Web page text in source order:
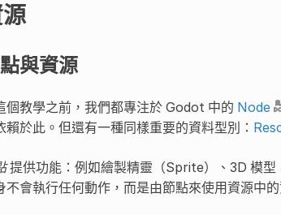
與資源
個教學之前，我們都專注於 Godot 中的 Node
賴於此。但還有一種同樣重要的資料型別：
提供功能：例如繪製精靈（Sprite）、3D 模型
不會執行任何動作，而是由節點來使用資源中的